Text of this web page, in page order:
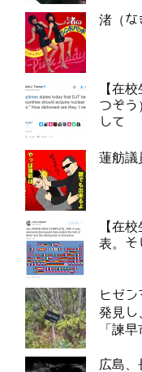
渚（な
【在
つぞう
して
蓮舫議
【在
表。そ
ヒゼ
発見し
「諫早
広島